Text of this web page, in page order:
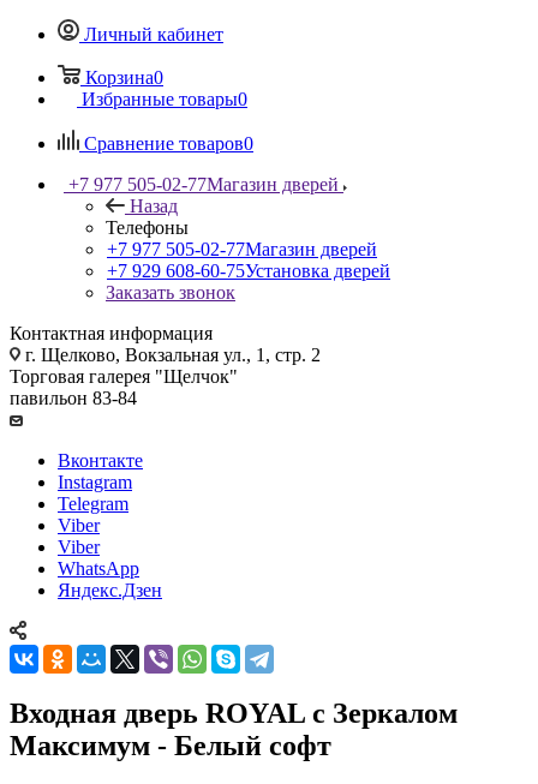
Личный кабинет
Корзина0
Избранные товары0
Сравнение товаров0
+7 977 505-02-77Магазин дверей
Назад
Телефоны
+7 977 505-02-77Магазин дверей
+7 929 608-60-75Установка дверей
Заказать звонок
Контактная информация
г. Щелково, Вокзальная ул., 1, стр. 2
Торговая галерея "Щелчок"
павильон 83-84
Вконтакте
Instagram
Telegram
Viber
Viber
WhatsApp
Яндекс.Дзен
Входная дверь ROYAL с Зеркалом
Максимум - Белый софт